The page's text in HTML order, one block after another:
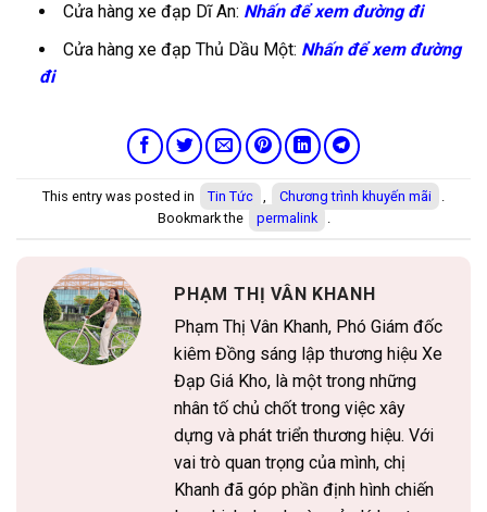
Cửa hàng xe đạp Dĩ An: Nhấn để xem đường đi
Cửa hàng xe đạp Thủ Dầu Một: Nhấn để xem đường
đi
This entry was posted in Tin Tức , Chương trình khuyến mãi
.
Bookmark the
permalink .
PHẠM THỊ VÂN KHANH
Phạm Thị Vân Khanh, Phó Giám đốc
kiêm Đồng sáng lập thương hiệu Xe
Đạp Giá Kho, là một trong những
nhân tố chủ chốt trong việc xây
dựng và phát triển thương hiệu. Với
vai trò quan trọng của mình, chị
Khanh đã góp phần định hình chiến